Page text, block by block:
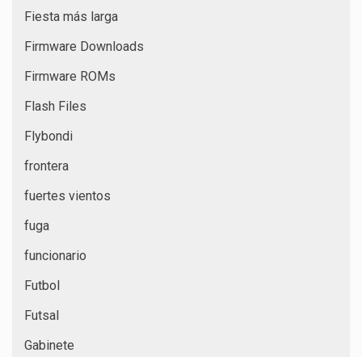
Fiesta más larga
Firmware Downloads
Firmware ROMs
Flash Files
Flybondi
frontera
fuertes vientos
fuga
funcionario
Futbol
Futsal
Gabinete